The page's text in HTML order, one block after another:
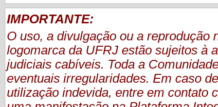
IMPORTANTE:
O uso, a divulgação ou a reprodução
logomarca da UFRJ estão sujeitos à
judiciais cabíveis. Toda a
eventuais irregularidades. Em caso
utilização indevida, entre em contato